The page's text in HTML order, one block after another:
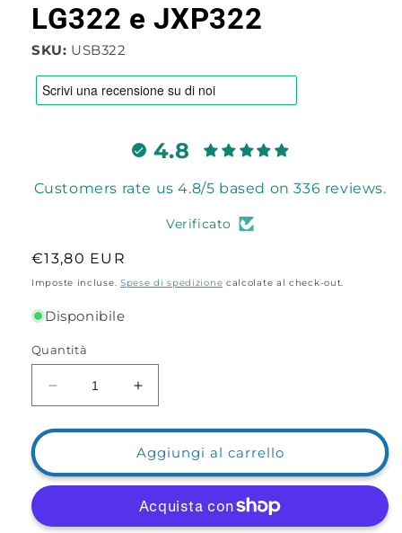
LG322 e JXP322
SKU: USB322
4.8
Customers rate us 4.8/5 based on 336 reviews.
Verificato
Prezzo
di
€13,80 EUR
Imposte incluse. Spese di spedizione calcolate al check-out.
Disponibile
Quantità
Diminuisci
quantità
per
Doppia
Ricarica
Starlight
Aumenta
quantità
per
USB
Doppia
Ricarica
Batteria
Starlight
Aggiungi al carrello